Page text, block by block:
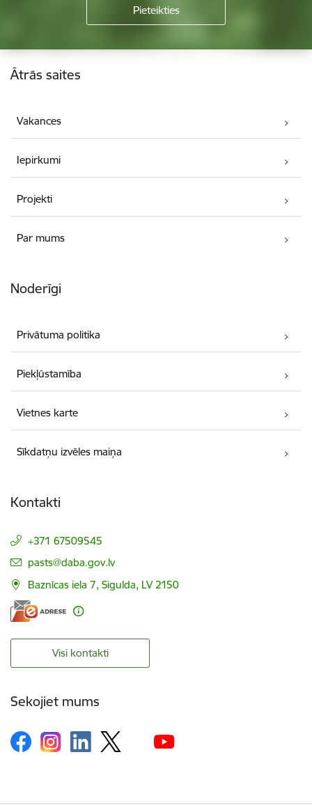
Kājene
Ātrās saites
Vakances
Iepirkumi
Projekti
Par mums
Noderīgi
Privātuma politika
Piekļūstamība
Vietnes karte
Sīkdatņu izvēles maiņa
Kontakti
+371 67509545
E-pasts:
pasts@daba.gov.lv
Baznīcas iela 7, Sigulda, LV 2150
Visi kontakti
Sekojiet mums